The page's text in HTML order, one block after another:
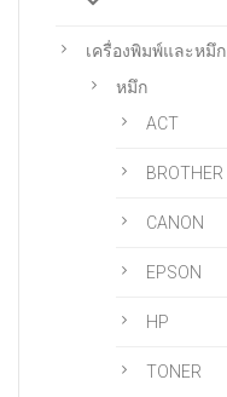
เครื่องพิมพ์และหมึก
หมึก
ACT
BROTHER
CANON
EPSON
HP
TONER